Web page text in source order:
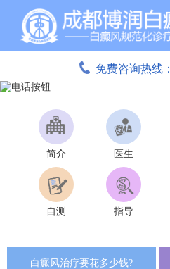
免费咨询热线：
简介 医生
自测 指导
白癜风治疗要花多少钱?